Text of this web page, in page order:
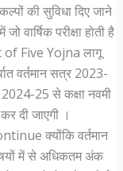
की सुविधा दिए जाने
वार्षिक परीक्षा होती है
of Five Yojna लागू
वर्तमान सत्र 2023-
2024-25 से कक्षा नवमी
दी जाएगी ।
क्योंकि वर्तमान
में से अधिकतम अंक